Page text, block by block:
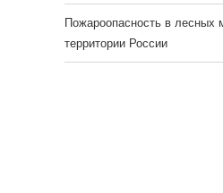
Пожароопасность в лесных
территории России